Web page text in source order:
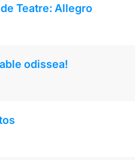
Teatre: Allegro
odissea!